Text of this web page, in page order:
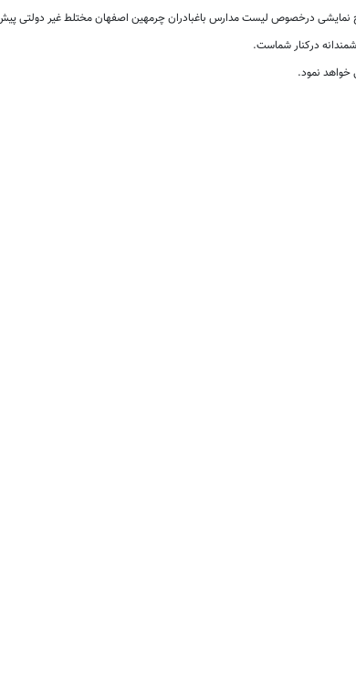
نمایشی درخصوص لیست مدارس باغبادران چرمهین اصفهان مختلط غیر دولتی
درکنار شماست.
خواهد نمود.